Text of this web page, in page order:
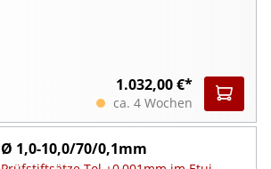
1.032,00 €*
ca. 4 Wochen
Ø 1,0-10,0/70/0,1mm